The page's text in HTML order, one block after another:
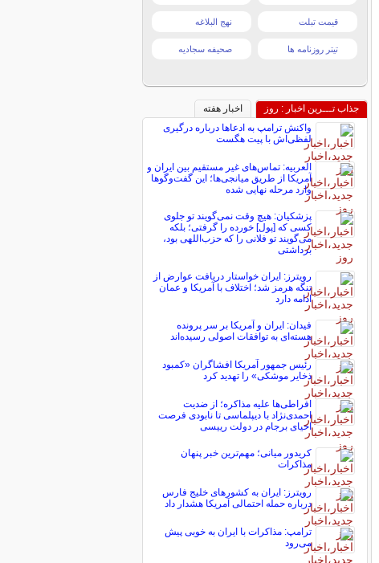
قیمت تبلت نهج البلاغه
تیتر روزنامه ها صحیفه سجادیه
جذاب تـــرین اخبار : روز
اخبار هفته
واکنش ترامپ به ادعاها درباره درگیری
لفظی‌اش با پیت هگست
العربیه: تماس‌های غیر مستقیم بین ایران و
آمریکا از طریق میانجی‌ها؛ این گفت‌و‌گو‌ها
وارد مرحله نهایی شده
پزشکیان: هیچ وقت نمی‌گویند تو جلوی
کسی که [پول] خورده را گرفتی؛ بلکه
می‌گویند تو فلانی را که حزب‌اللهی بود،
برداشتی
رویترز: ایران خواستار دریافت عوارض از
تنگه هرمز شد؛ اختلاف با آمریکا و عمان
ادامه دارد
فیدان: ایران و آمریکا بر سر پرونده
هسته‌ای به توافقات اصولی رسیده‌اند
رئیس جمهور آمریکا افشاگران «کمبود
ذخایر موشکی» را تهدید کرد
افراطی‌ها علیه مذاکره؛ از ضدیت
احمدی‌نژاد با دیپلماسی تا نابودی فرصت
احیای برجام در دولت رییسی
کریدور میانی؛ مهم‌ترین خبر پنهان
مذاکرات
رویترز: ایران به کشورهای خلیج فارس
درباره حمله احتمالی آمریکا هشدار داد
ترامپ: مذاکرات با ایران به خوبی پیش
می‌رود